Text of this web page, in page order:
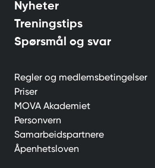
Nyheter
Treningstips
Spørsmål og svar
Regler og medlemsbetingelser
Priser
MOVA Akademiet
Personvern
Samarbeidspartnere
Åpenhetsloven